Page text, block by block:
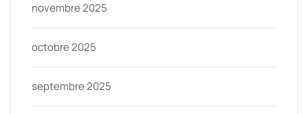
novembre 2025
octobre 2025
septembre 2025